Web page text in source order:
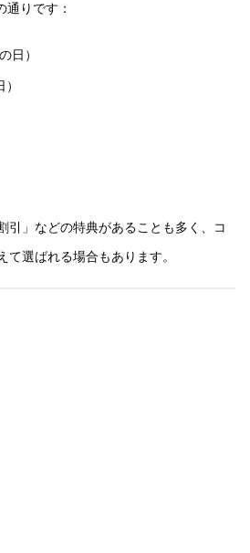
りです：
日）
引」などの特典があることも多く、コ
て選ばれる場合もあります。